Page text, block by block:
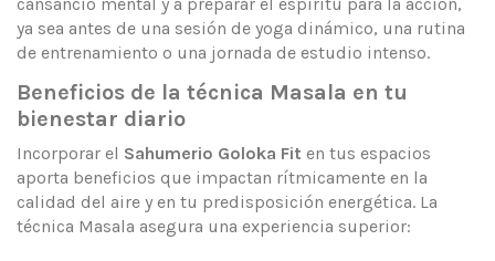
cansancio mental y a preparar el espíritu para la acción,
ya sea antes de una sesión de yoga dinámico, una rutina
de entrenamiento o una jornada de estudio intenso.
Beneficios de la técnica Masala en tu
bienestar diario
Incorporar el Sahumerio Goloka Fit en tus espacios
aporta beneficios que impactan rítmicamente en la
calidad del aire y en tu predisposición energética. La
técnica Masala asegura una experiencia superior: